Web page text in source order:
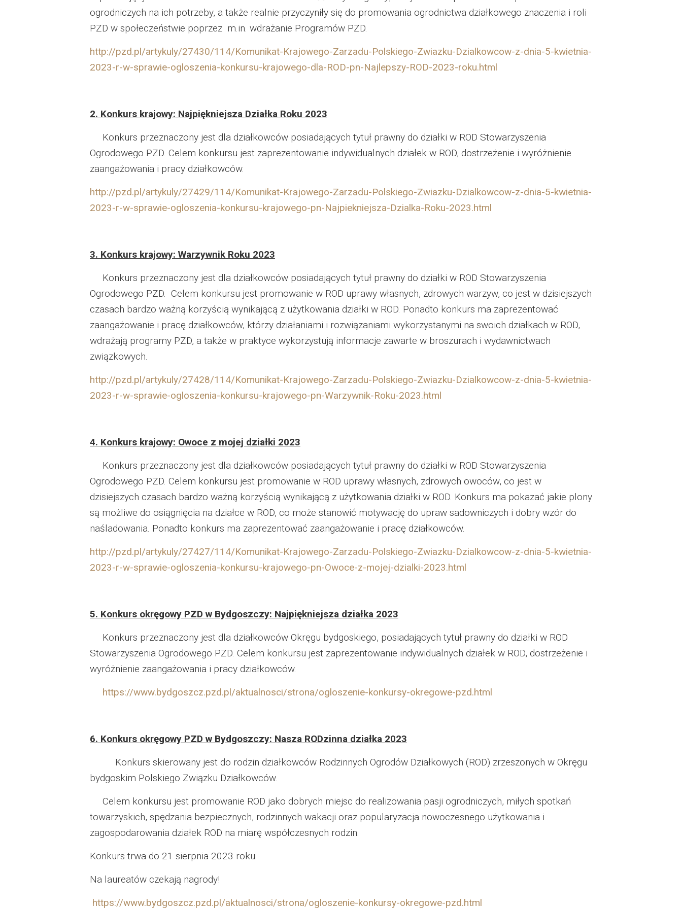
Dzień Działkowca 2023
Dzień Działkowca 2024
Dzień Działkowca 2025
ogrodniczych na ich potrzeby, a także realnie przyczyniły się do promowania ogrodnictwa działkowego znaczenia i roli
PZD w społeczeństwie poprzez m.in. wdrażanie Programów PZD.
http://pzd.pl/artykuly/27430/114/Komunikat-Krajowego-Zarzadu-Polskiego-Zwiazku-Dzialkowcow-z-dnia-5-kwietnia-
2023-r-w-sprawie-ogloszenia-konkursu-krajowego-dla-ROD-pn-Najlepszy-ROD-2023-roku.html
2. Konkurs krajowy: Najpiękniejsza Działka Roku 2023
Konkurs przeznaczony jest dla działkowców posiadających tytuł prawny do działki w ROD Stowarzyszenia
Ogrodowego PZD. Celem konkursu jest zaprezentowanie indywidualnych działek w ROD, dostrzeżenie i wyróżnienie
zaangażowania i pracy działkowców.
http://pzd.pl/artykuly/27429/114/Komunikat-Krajowego-Zarzadu-Polskiego-Zwiazku-Dzialkowcow-z-dnia-5-kwietnia-
2023-r-w-sprawie-ogloszenia-konkursu-krajowego-pn-Najpiekniejsza-Dzialka-Roku-2023.html
3. Konkurs krajowy: Warzywnik Roku 2023
Konkurs przeznaczony jest dla działkowców posiadających tytuł prawny do działki w ROD Stowarzyszenia
Ogrodowego PZD. Celem konkursu jest promowanie w ROD uprawy własnych, zdrowych warzyw, co jest w dzisiejszych
czasach bardzo ważną korzyścią wynikającą z użytkowania działki w ROD. Ponadto konkurs ma zaprezentować
zaangażowanie i pracę działkowców, którzy działaniami i rozwiązaniami wykorzystanymi na swoich działkach w ROD,
wdrażają programy PZD, a także w praktyce wykorzystują informacje zawarte w broszurach i wydawnictwach
związkowych.
http://pzd.pl/artykuly/27428/114/Komunikat-Krajowego-Zarzadu-Polskiego-Zwiazku-Dzialkowcow-z-dnia-5-kwietnia-
2023-r-w-sprawie-ogloszenia-konkursu-krajowego-pn-Warzywnik-Roku-2023.html
4. Konkurs krajowy: Owoce z mojej działki 2023
Konkurs przeznaczony jest dla działkowców posiadających tytuł prawny do działki w ROD Stowarzyszenia
Ogrodowego PZD. Celem konkursu jest promowanie w ROD uprawy własnych, zdrowych owoców, co jest w
dzisiejszych czasach bardzo ważną korzyścią wynikającą z użytkowania działki w ROD. Konkurs ma pokazać jakie plony
są możliwe do osiągnięcia na działce w ROD, co może stanowić motywację do upraw sadowniczych i dobry wzór do
naśladowania. Ponadto konkurs ma zaprezentować zaangażowanie i pracę działkowców.
http://pzd.pl/artykuly/27427/114/Komunikat-Krajowego-Zarzadu-Polskiego-Zwiazku-Dzialkowcow-z-dnia-5-kwietnia-
2023-r-w-sprawie-ogloszenia-konkursu-krajowego-pn-Owoce-z-mojej-dzialki-2023.html
5. Konkurs okręgowy PZD w Bydgoszczy: Najpiękniejsza działka 2023
Konkurs przeznaczony jest dla działkowców Okręgu bydgoskiego, posiadających tytuł prawny do działki w ROD
Stowarzyszenia Ogrodowego PZD. Celem konkursu jest zaprezentowanie indywidualnych działek w ROD, dostrzeżenie i
wyróżnienie zaangażowania i pracy działkowców.
https://www.bydgoszcz.pzd.pl/aktualnosci/strona/ogloszenie-konkursy-okregowe-pzd.html
6. Konkurs okręgowy PZD w Bydgoszczy: Nasza RODzinna działka 2023
Konkurs skierowany jest do rodzin działkowców Rodzinnych Ogrodów Działkowych (ROD) zrzeszonych w Okręgu
bydgoskim Polskiego Związku Działkowców.
Celem konkursu jest promowanie ROD jako dobrych miejsc do realizowania pasji ogrodniczych, miłych spotkań
towarzyskich, spędzania bezpiecznych, rodzinnych wakacji oraz popularyzacja nowoczesnego użytkowania i
zagospodarowania działek ROD na miarę współczesnych rodzin.
Konkurs trwa do 21 sierpnia 2023 roku.
Na laureatów czekają nagrody!
https://www.bydgoszcz.pzd.pl/aktualnosci/strona/ogloszenie-konkursy-okregowe-pzd.html